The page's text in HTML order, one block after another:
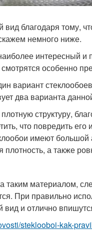
благодаря тому,
немного ниже.
интересный
особенно
вариант
два варианта
структуру,
что повредить его
имеют
плотность, а также
таким материалом,
При правильно
и отлично
steklooboi-kak-